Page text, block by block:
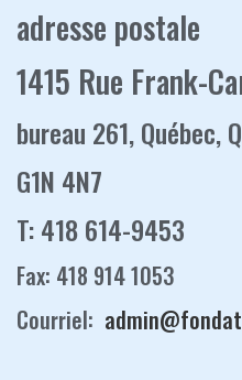
adresse postale
1415 Rue Frank-
bureau 261, Québec,
G1N 4N7
T: 418 614-9453
Fax: 418 914 1053
Courriel: